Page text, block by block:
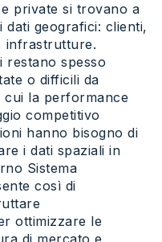
private si trovano a
dati geografici: clienti,
infrastrutture.
restano spesso
o difficili da
la performance
competitivo
hanno bisogno di
i dati spaziali in
Sistema
così di
ottimizzare le